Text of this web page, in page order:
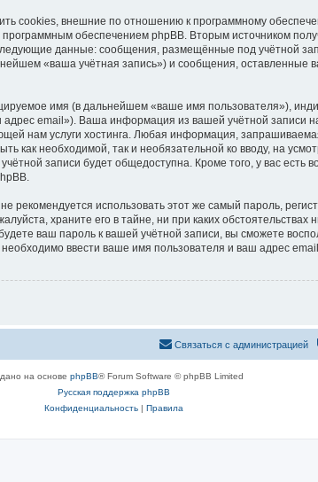
cookies, внешние по отношению к программному
программным обеспечением phpBB. Вторым источником
данные: сообщения, размещённые под учётной
«ваша учётная запись») и сообщения, оставленные
имя (в дальнейшем «ваше имя пользователя»),
email»). Ваша информация из вашей учётной записи
нам услуги хостинга. Любая информация,
как необходимой, так и необязательной ко вводу, на
записи будет общедоступна. Кроме того, у вас есть
использовать этот же самый пароль,
храните его в тайне, ни при каких
ваш пароль к вашей учётной записи, вы сможете
ввести ваше имя пользователя и ваш адрес
Связаться с администрацией
на основе phpBB® Forum Software © phpBB Limited
Русская поддержка phpBB
Конфиденциальность| Правила